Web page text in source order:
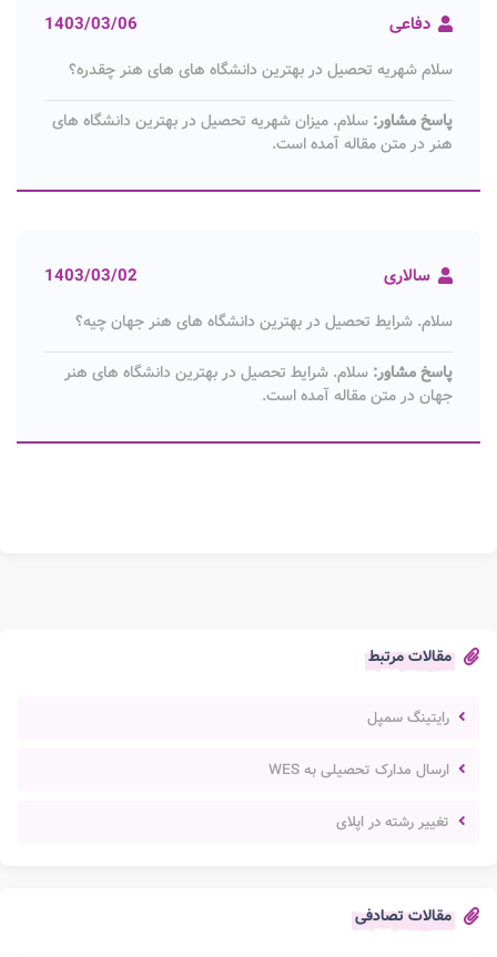
مقالات مرتبط
رایتینگ سمپل
ارسال مدارک تحصیلی به WES
تغییر رشته در اپلای
مقالات تصادفی
دفاعی 1403/03/06
سلام شهریه تحصیل در بهترین دانشگاه های های هنر چقدره؟
پاسخ مشاور: سلام. میزان شهریه تحصیل در بهترین دانشگاه های
هنر در متن مقاله آمده است.
سالاری 1403/03/02
سلام. شرایط تحصیل در بهترین دانشگاه های هنر جهان چیه؟
پاسخ مشاور: سلام. شرایط تحصیل در بهترین دانشگاه های هنر
جهان در متن مقاله آمده است.